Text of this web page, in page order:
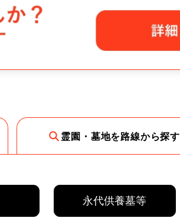
霊園・墓地を路線から探す
永代供養墓等